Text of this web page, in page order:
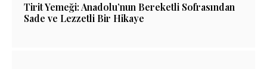
Tirit Yemeği: Anadolu’nun Bereketli Sofrasından
Sade ve Lezzetli Bir Hikaye